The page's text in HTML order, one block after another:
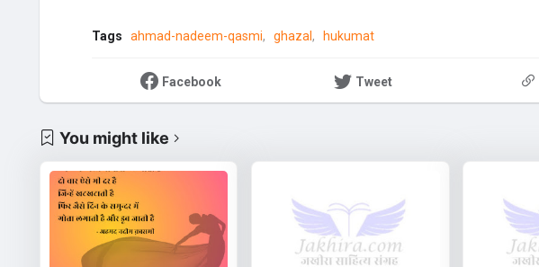
Tags ahmad-nadeem-qasmi ghazal hukumat
Facebook Tweet
You might like